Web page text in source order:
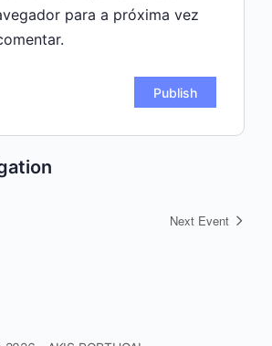
para a próxima vez
Next Event